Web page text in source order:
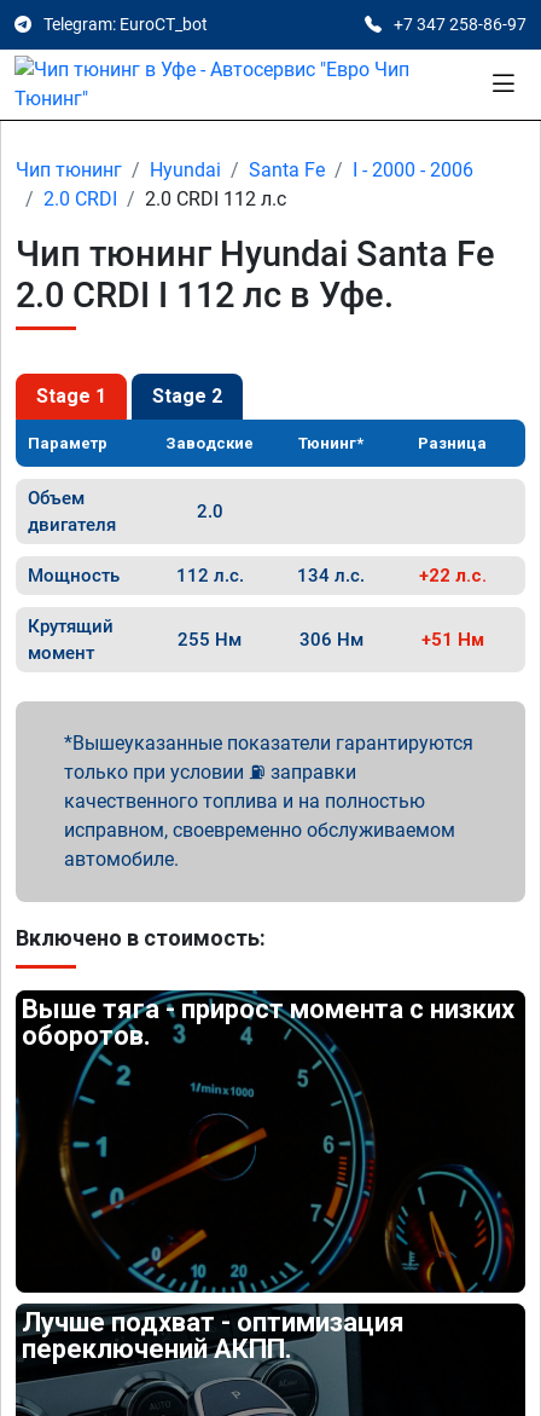
Telegram: EuroCT_bot +7 347 258-86-97
Чип тюнинг Hyundai Santa Fe
I - 2000 - 2006
2.0 CRDI
2.0 CRDI 112 л.с
Чип тюнинг Hyundai Santa Fe
2.0 CRDI I 112 лс в Уфе.
Stage 1 Stage 2
Параметр Заводские Тюнинг* Разница
Объем
двигателя
2.0
Мощность 112 л.с. 134 л.с. +22 л.с.
Крутящий
момент
255 Нм 306 Нм +51 Нм
Вышеуказанные показатели гарантируются
только при условии ⛽ заправки
качественного топлива и на полностью
исправном, своевременно обслуживаемом
автомобиле.
Включено в стоимость:
Выше тяга - прирост момента с низких
оборотов.
Лучше подхват - оптимизация
переключений АКПП.